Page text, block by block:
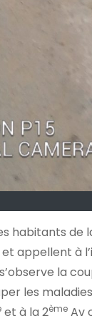
habitants
appellent à
la
les
et à la 2ème Av